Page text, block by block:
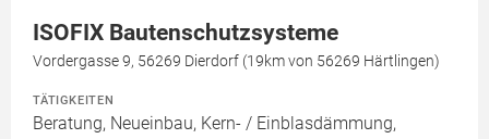
ISOFIX Bautenschutzsysteme
Vordergasse 9, 56269 Dierdorf (19km von 56269 Härtlingen)
TÄTIGKEITEN
Beratung, Neueinbau, Kern- / Einblasdämmung,